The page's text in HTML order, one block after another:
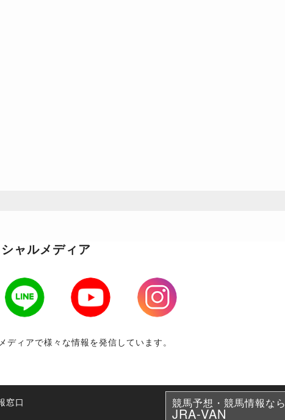
ャルメディア
LINE Youtube
Instagram
ィアで様々な情報を発信しています。
窓口
競馬予想・競馬情報なら
JRA-VAN